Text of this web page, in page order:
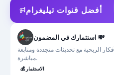
أفضل قنوات تيليغرام
استثمارك في المضمون 💸
الربحية مع تحديثات متجددة ومتابعة
مباشرة.
💰 الاستثمار